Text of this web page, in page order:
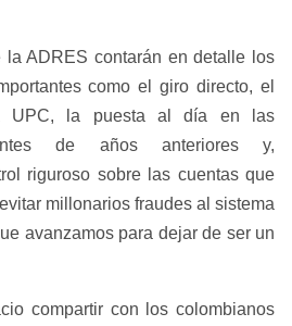
la ADRES contarán en detalle los
como el giro directo, el
UPC, la puesta al día en las
de años anteriores y,
riguroso sobre las cuentas que
millonarios fraudes al sistema
avanzamos para dejar de ser un
compartir con los colombianos